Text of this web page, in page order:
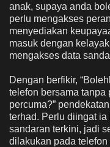
anak, supaya anda
perlu mengakses
menyediakan
masuk dengan
mengakses data
Dengan berfikir,
telefon bersama tanpa
percuma?”
terhad. Perlu diingat
sandaran terkini, jadi
dilakukan pada